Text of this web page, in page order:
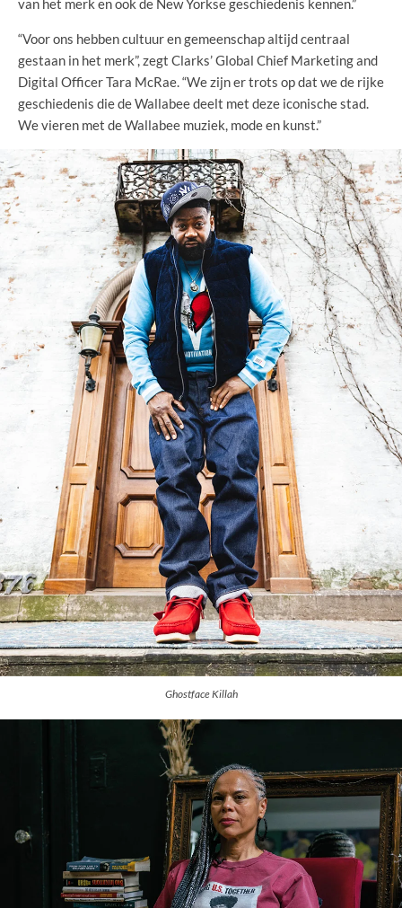
van het merk en ook de New Yorkse geschiedenis kennen.”
“Voor ons hebben cultuur en gemeenschap altijd centraal
gestaan in het merk”, zegt Clarks’ Global Chief Marketing and
Digital Officer Tara McRae. “We zijn er trots op dat we de rijke
geschiedenis die de Wallabee deelt met deze iconische stad.
We vieren met de Wallabee muziek, mode en kunst.”
Ghostface Killah